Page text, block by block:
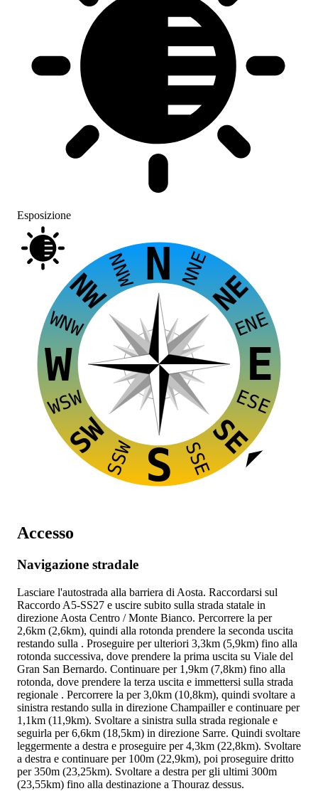
Esposizione
E
W
S
N
NW NE
SE
SW
NNE
ENE
ESE
SSE
SSW
WSW
WNW
NNW
Accesso
Navigazione stradale
Lasciare l'autostrada alla barriera di Aosta. Raccordarsi sul
Raccordo A5-SS27 e uscire subito sulla strada statale in
direzione Aosta Centro / Monte Bianco. Percorrere la per
2,6km (2,6km), quindi alla rotonda prendere la seconda uscita
restando sulla . Proseguire per ulteriori 3,3km (5,9km) fino alla
rotonda successiva, dove prendere la prima uscita su Viale del
Gran San Bernardo. Continuare per 1,9km (7,8km) fino alla
rotonda, dove prendere la terza uscita e immettersi sulla strada
regionale . Percorrere la per 3,0km (10,8km), quindi svoltare a
sinistra restando sulla in direzione Champailler e continuare per
1,1km (11,9km). Svoltare a sinistra sulla strada regionale e
seguirla per 6,6km (18,5km) in direzione Sarre. Quindi svoltare
leggermente a destra e proseguire per 4,3km (22,8km). Svoltare
a destra e continuare per 100m (22,9km), poi proseguire dritto
per 350m (23,25km). Svoltare a destra per gli ultimi 300m
(23,55km) fino alla destinazione a Thouraz dessus.